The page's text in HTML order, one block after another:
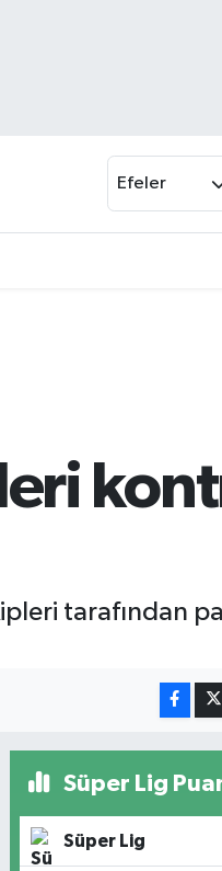
Efeler
tarafından
Süper Lig
Süper Lig